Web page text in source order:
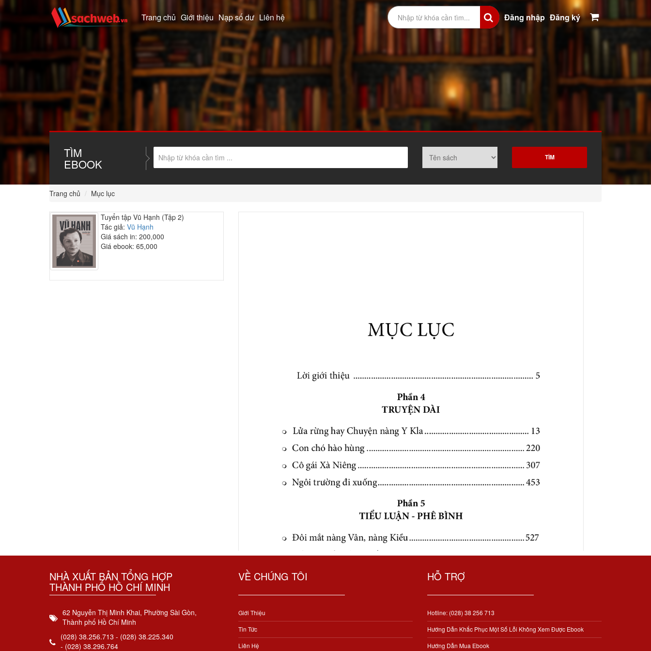
Trang chủ Giới thiệu Nạp số dư Liên hệ Đăng nhập Đăng ký
TÌM
EBOOK
Trang chủ Mục lục
Tuyển tập Vũ Hạnh (Tập 2)
Tác giả: Vũ Hạnh
Giá sách in: 200,000
Giá ebook: 65,000
NHÀ XUẤT BẢN TỔNG HỢP
THÀNH PHỐ HỒ CHÍ MINH
62 Nguyễn Thị Minh Khai, Phường Sài Gòn,
Thành phố Hồ Chí Minh
(028) 38.256.713 - (028) 38.225.340
- (028) 38.296.764
VỀ CHÚNG TÔI
Giới Thiệu
Tin Tức
Liên Hệ
HỖ TRỢ
Hotline: (028) 38 256 713
Hướng Dẫn Khắc Phục Một Số Lỗi Không Xem Được Ebook
Hướng Dẫn Mua Ebook